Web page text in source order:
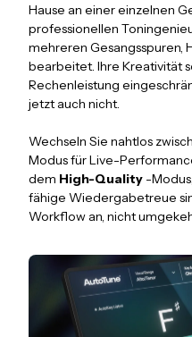
Hause an einer einzelnen
professionellen
mehreren Gesangsspuren,
bearbeitet. Ihre Kreativität
Rechenleistung
jetzt auch nicht.
Wechseln Sie nahtlos
Modus für Live-
dem High-Quality -
fähige Wiedergabetreue
Workflow an, nicht